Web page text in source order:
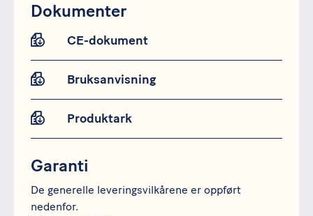
Dokumenter
CE-dokument
Bruksanvisning
Produktark
Garanti
De generelle leveringsvilkårene er oppført
nedenfor.